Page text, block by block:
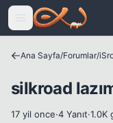
Icerige atla
Ana Sayfa/Forumlar/
silkroad
17 yil once·4 Yanıt·1.0K